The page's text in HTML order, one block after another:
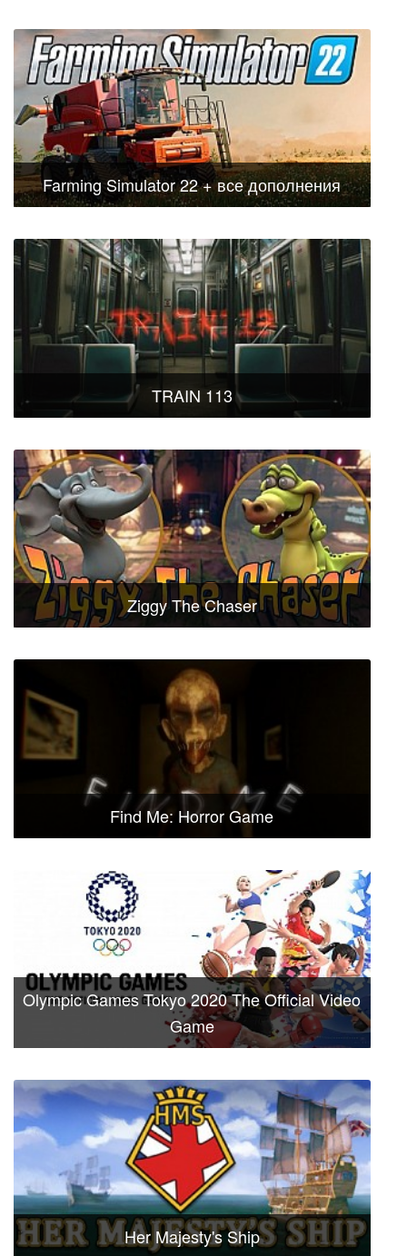
Farming Simulator 22 + все дополнения
TRAIN 113
Ziggy The Chaser
Find Me: Horror Game
Olympic Games Tokyo 2020 The Official Video
Game
Her Majesty's Ship